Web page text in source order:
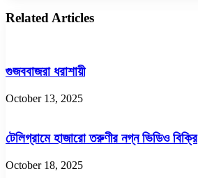
Related Articles
গুজববাজরা ধরাশায়ী
October 13, 2025
টেলিগ্রামে হাজারো তরুণীর নগ্ন ভিডিও বিক্রি
October 18, 2025